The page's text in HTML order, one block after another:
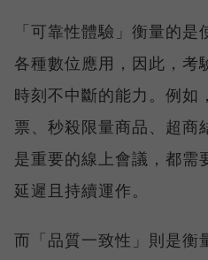
「可靠性體驗」衡量的
各種數位應用，因此，考
時刻不中斷的能力。例如
票、秒殺限量商品、超商
是重要的線上會議，都需
延遲且持續運作。
而「品質一致性」則是衡